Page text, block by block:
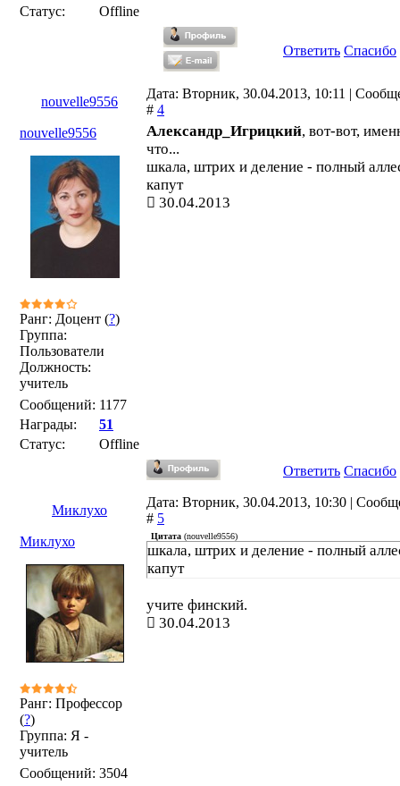
Статус:
Offline
Ответить Спасибо
nouvelle9556
Дата: Вторник, 30.04.2013, 10:11 |
# 4
nouvelle9556
Ранг: Доцент (?)
Группа:
Пользователи
Должность:
учитель
Сообщений: 1177
Награды:
51
Статус:
Offline
Александр_Игрицкий, вот-вот,
что...
шкала, штрих и деление - полный
капут
30.04.2013
Ответить Спасибо
Миклухо
Дата: Вторник, 30.04.2013, 10:30 |
# 5
Миклухо
Ранг: Профессор
(?)
Группа: Я -
учитель
Сообщений: 3504
Цитата (nouvelle9556)
шкала, штрих и деление - полный
капут
учите финский.
30.04.2013